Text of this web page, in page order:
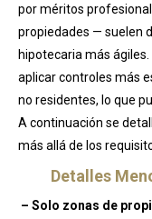
por méritos
propiedades — suelen
hipotecaria más
aplicar controles más
no residentes, lo que
A continuación se
más allá de los
Detalles
– Solo zonas de